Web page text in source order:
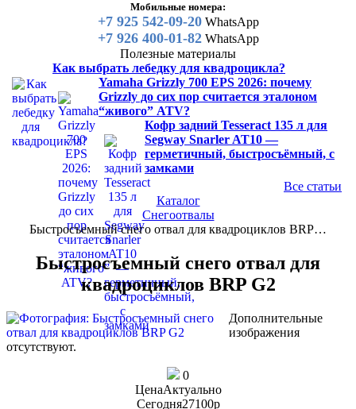
Мобильные номера:
+7 925 542-09-20WhatsApp
+7 926 400-01-82WhatsApp
Полезные материалы
Как выбрать лебедку для квадроцикла?
Yamaha Grizzly 700 EPS 2026: почему
Grizzly до сих пор считается эталоном
“живого” ATV?
Кофр задний Tesseract 135 л для
Segway Snarler AT10 —
герметичный, быстросъёмный, с
замками
Все статьи
Каталог
Снегоотвалы
Быстросъемный снего отвал для квадроциклов BRP…
Быстросъемный снего отвал для
квадроциклов BRP G2
Дополнительные
изображения
отсутствуют.
0
ЦенаАктуально
Сегодня27100p